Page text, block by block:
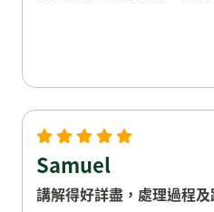
Samuel
講解得好詳盡，處理過程及